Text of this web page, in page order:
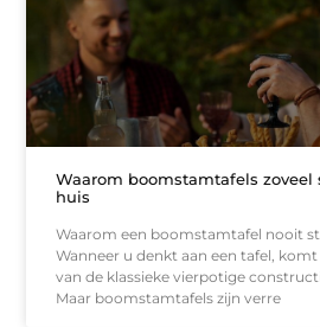
Waarom boomstamtafels zoveel
huis
Waarom een boomstamtafel nooit
Wanneer u denkt aan een tafel,
van de klassieke vierpotige
Maar boomstamtafels zijn verre